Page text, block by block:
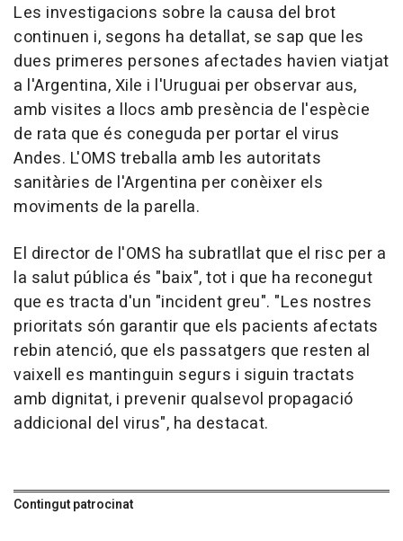
Les investigacions sobre la causa del brot
continuen i, segons ha detallat, se sap que les
dues primeres persones afectades havien viatjat
a l'Argentina, Xile i l'Uruguai per observar aus,
amb visites a llocs amb presència de l'espècie
de rata que és coneguda per portar el virus
Andes. L'OMS treballa amb les autoritats
sanitàries de l'Argentina per conèixer els
moviments de la parella.
El director de l'OMS ha subratllat que el risc per a
la salut pública és "baix", tot i que ha reconegut
que es tracta d'un "incident greu". "Les nostres
prioritats són garantir que els pacients afectats
rebin atenció, que els passatgers que resten al
vaixell es mantinguin segurs i siguin tractats
amb dignitat, i prevenir qualsevol propagació
addicional del virus", ha destacat.
Contingut patrocinat